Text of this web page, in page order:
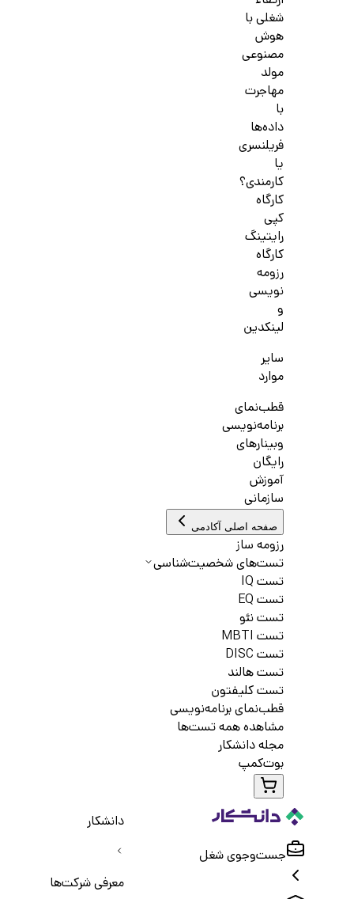
شغلی با
هوش
مصنوعی
مولد
مهاجرت
با
داده‌ها
فریلنسری
یا
کارمندی؟
کارگاه
کپی
رایتینگ
کارگاه
رزومه
نویسی
و
لینکدین
سایر
موارد
قطب‌نمای
برنامه‌نویسی
وبینارهای
رایگان
آموزش
سازمانی
صفحه اصلی آکادمی
رزومه ساز
تست‌های شخصیت‌شناسی
تست IQ
تست EQ
تست نئو
تست MBTI
تست DISC
تست هالند
تست کلیفتون
قطب‌نمای برنامه‌نویسی
مشاهده همه تست‌ها
مجله دانشکار
بوت‌کمپ
جست‌و‌جوی شغل
دانشکار
معرفی شرکت‌ها